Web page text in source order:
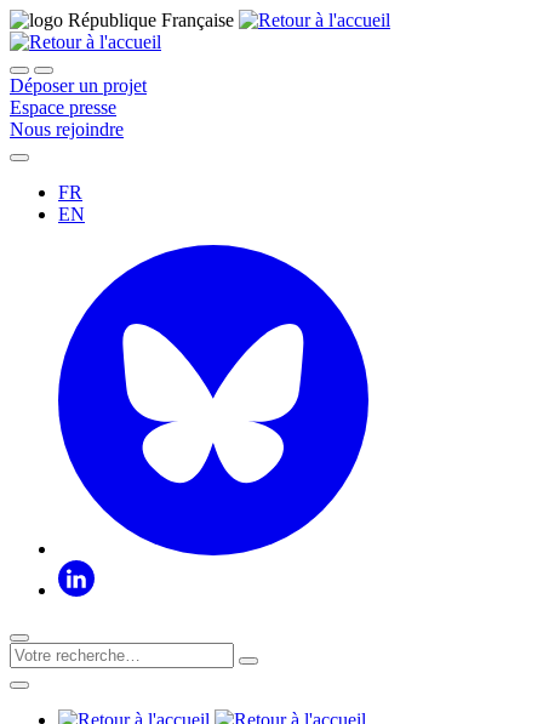
Déposer un projet
Espace presse
Nous rejoindre
FR
EN